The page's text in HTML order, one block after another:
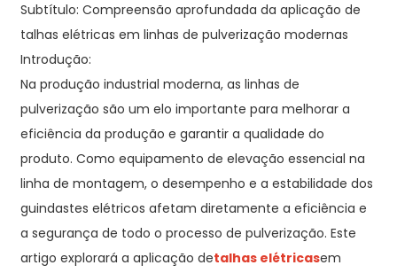
Subtítulo: Compreensão aprofundada da aplicação de
talhas elétricas em linhas de pulverização modernas
Introdução:
Na produção industrial moderna, as linhas de
pulverização são um elo importante para melhorar a
eficiência da produção e garantir a qualidade do
produto. Como equipamento de elevação essencial na
linha de montagem, o desempenho e a estabilidade dos
guindastes elétricos afetam diretamente a eficiência e
a segurança de todo o processo de pulverização. Este
artigo explorará a aplicação detalhas elétricasem